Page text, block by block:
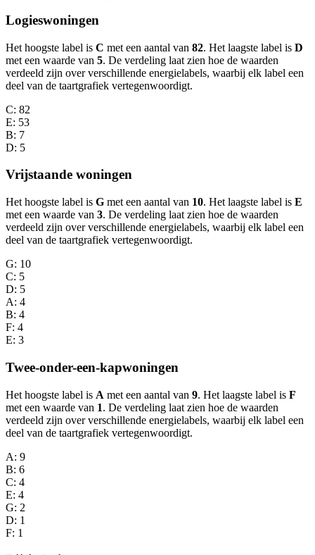
Logieswoningen
Het hoogste label is C met een aantal van 82. Het laagste label is D
met een waarde van 5. De verdeling laat zien hoe de waarden
verdeeld zijn over verschillende energielabels, waarbij elk label een
deel van de taartgrafiek vertegenwoordigt.
C: 82
E: 53
B: 7
D: 5
Vrijstaande woningen
Het hoogste label is G met een aantal van 10. Het laagste label is E
met een waarde van 3. De verdeling laat zien hoe de waarden
verdeeld zijn over verschillende energielabels, waarbij elk label een
deel van de taartgrafiek vertegenwoordigt.
G: 10
C: 5
D: 5
A: 4
B: 4
F: 4
E: 3
Twee-onder-een-kapwoningen
Het hoogste label is A met een aantal van 9. Het laagste label is F
met een waarde van 1. De verdeling laat zien hoe de waarden
verdeeld zijn over verschillende energielabels, waarbij elk label een
deel van de taartgrafiek vertegenwoordigt.
A: 9
B: 6
C: 4
E: 4
G: 2
D: 1
F: 1